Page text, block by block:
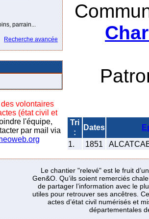
parrain...
Recherche avancée
volontaires
(état civil et
l'équipe,
par mail via
Tri
:
Dates
1.
1851
Le chantier "relevé" est le fruit
Gen&O. Qu’ils soient remerciés
de partager l’information avec le
utiles pour retrouver ses ancêtres.
actes d’état civil numérisés et
départementales